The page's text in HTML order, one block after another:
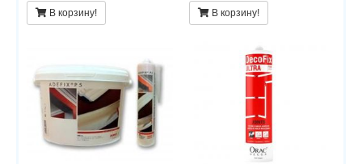
В корзину!
для проведения внутренних
работ и применения на
Применяется во влажных
помещениях (ванных.
бассейнах, наружных работах).
Расход тюбика на 10-12 метров
В корзину!